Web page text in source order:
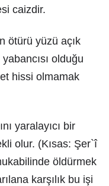
caizdir.
ötürü yüzü açık
olduğu
hissi olmamak
yaralayıcı bir
olur. (Kısas: Şer`î
öldürmek
karşılık bu işi